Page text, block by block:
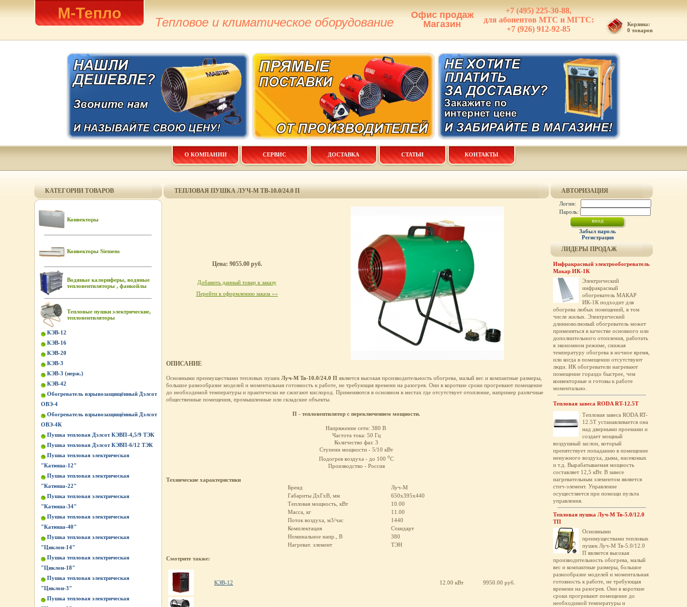
М-Тепло
Тепловое и климатическое оборудование
Офис продаж
Магазин
+7 (495) 225-30-88,
для абонентов МТС и МГТС:
+7 (926) 912-92-85
Корзина:
0 товаров
О КОМПАНИИ СЕРВИС ДОСТАВКА СТАТЬИ КОНТАКТЫ
КАТЕГОРИИ ТОВАРОВ
Конвекторы
Конвекторы Siemens
Водяные калориферы, водяные
тепловентиляторы , фанкойлы
Тепловые пушки электрические,
тепловентиляторы
КЭВ-12
КЭВ-16
КЭВ-20
КЭВ-3
КЭВ-3 (нерж.)
КЭВ-42
Обогреватель взрывозащищённый Дэлсот
ОВЭ-4
Обогреватель взрывозащищённый Дэлсот
ОВЭ-4К
Пушка тепловая Дэлсот КЭВП-4,5/9 ТЭК
Пушка тепловая Дэлсот КЭВП-6/12 ТЭК
Пушка тепловая электрическая
"Катюша-12"
Пушка тепловая электрическая
"Катюша-22"
Пушка тепловая электрическая
"Катюша-34"
Пушка тепловая электрическая
"Катюша-40"
Пушка тепловая электрическая
"Циклон-14"
Пушка тепловая электрическая
"Циклон-18"
Пушка тепловая электрическая
"Циклон-3"
Пушка тепловая электрическая
ТЕПЛОВАЯ ПУШКА ЛУЧ-М ТВ-10.0/24.0 П
Цена: 9055.00 руб.
Добавить данный товар к заказу
Перейти к оформлению заказа »»
ОПИСАНИЕ
Основными преимуществами тепловых пушек Луч-М Тв-10.0/24.0 П является высокая производительность обогрева, малый вес и компактные размеры,
большое разнообразие моделей и моментальная готовность к работе, не требующая времени на разогрев. Они в короткие сроки прогревают помещение
до необходимой температуры и практически не сжигают кислород. Применяются в основном в местах где отсутствует отопление, например различные
общественные помещения, промышленные или складские объекты.
П - тепловентилятор с переключением мощности.
Напряжение сети: 380 В
Частота тока: 50 Гц
Количество фаз: 3
Ступени мощности - 5/10 кВт
Подогрев воздуха - до 100 оС
Производство - Россия
Технические характеристики
Бренд
Луч-М
Габариты ДхГхВ, мм
650х395х440
Тепловая мощность, кВт
10.00
Масса, кг
11.00
Поток воздуха, м3/час
1440
Комплектация
Стандарт
Номинальное напр., В
380
Нагреват. элемент
ТЭН
Смотрите также:
КЭВ-12 12.00 кВт 9950.00 руб.
АВТОРИЗАЦИЯ
Логин:
Пароль:
Забыл пароль
Регистрация
ЛИДЕРЫ ПРОДАЖ
Инфракрасный электрообогреватель
Макар ИК-1К
Электрический
инфракрасный
обогреватель МАКАР
ИК-1К подходит для
обогрева любых помещений, в том
числе жилых. Электрический
длинноволновый обогреватель может
применяться в качестве основного или
дополнительного отопления, работать
в экономном режиме, снижая
температуру обогрева в ночное время,
или когда в помещении отсутствуют
люди. ИК обогреватели нагревают
помещение гораздо быстрее, чем
конвекторные и готовы к работе
моментально.
Тепловая завеса RODA RT-12.5T
Тепловая завеса RODA RT-
12.5T устанавливается она
над дверными проемами и
создает мощный
воздушный заслон, который
препятствует попаданию в помещение
ненужного воздуха, дыма, насекомых
и т.д. Вырабатываемая мощность
составляет 12,5 кВт. В завесе
нагревательным элементом является
стич-элемент. Управление
осущестляется при помощи пульта
управления.
Тепловая пушка Луч-М Тв-5.0/12.0
ТП
Основными
преимуществами тепловых
пушек Луч-М Тв-5.0/12.0
П является высокая
производительность обогрева, малый
вес и компактные размеры, большое
разнообразие моделей и моментальная
готовность к работе, не требующая
времени на разогрев. Они в короткие
сроки прогревают помещение до
необходимой температуры и